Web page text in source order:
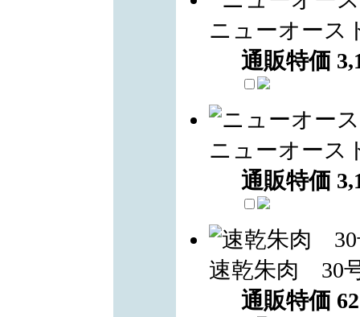
ニューオース
通販特価
ニューオース
通販特価
速乾朱肉 30
通販特価